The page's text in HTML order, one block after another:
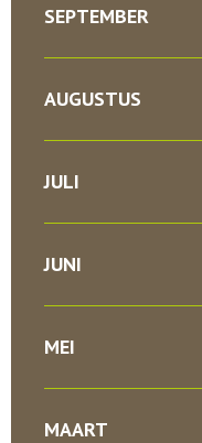
SEPTEMBER
AUGUSTUS
JULI
JUNI
MEI
MAART